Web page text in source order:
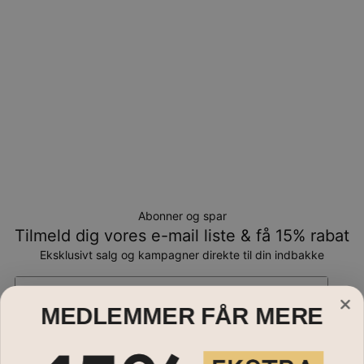
Abonner og spar
Tilmeld dig vores e-mail liste & få 15% rabat
Eksklusivt salg og kampagner direkte til din indbakke
MEDLEMMER FÅR MERE